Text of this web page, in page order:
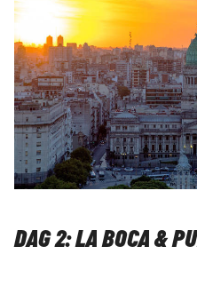
DAG 2: LA BOCA &